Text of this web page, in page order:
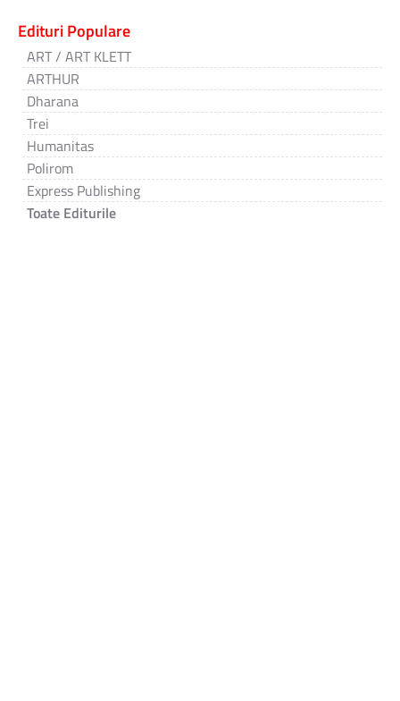
Edituri Populare
ART / ART KLETT
ARTHUR
Dharana
Trei
Humanitas
Polirom
Express Publishing
Toate Editurile